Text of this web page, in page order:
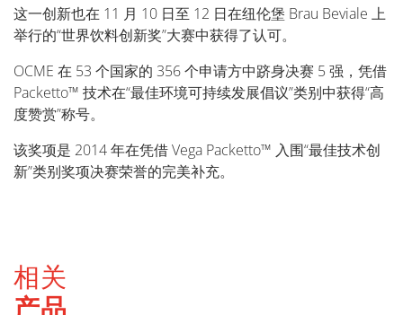
这一创新也在 11 月 10 日至 12 日在纽伦堡 Brau Beviale 上
举行的“世界饮料创新奖”大赛中获得了认可。
OCME 在 53 个国家的 356 个申请方中跻身决赛 5 强，凭借
Packetto™ 技术在“最佳环境可持续发展倡议”类别中获得“高
度赞赏”称号。
该奖项是 2014 年在凭借 Vega Packetto™ 入围“最佳技术创
新”类别奖项决赛荣誉的完美补充。
相关
产品